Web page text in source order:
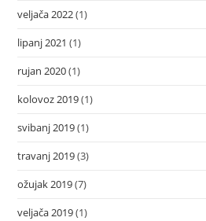
veljača 2022(1)
lipanj 2021 (1)
rujan 2020(1)
kolovoz 2019(1)
svibanj 2019(1)
travanj 2019(3)
ožujak 2019(7)
veljača 2019(1)